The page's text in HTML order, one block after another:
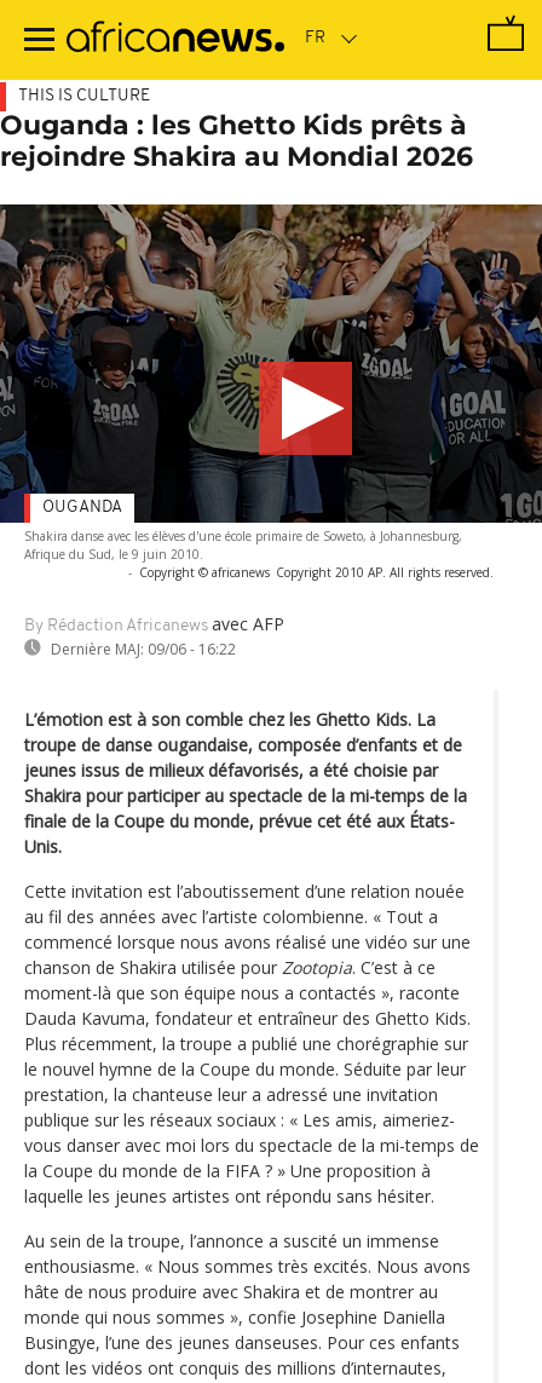
contenu
THIS IS CULTURE
Ouganda : les Ghetto Kids prêts à
rejoindre Shakira au Mondial 2026
Shakira danse avec les élèves d'une école primaire de Soweto, à Johannesburg,
Afrique du Sud, le 9 juin 2010.
- Copyright © africanews Copyright 2010 AP. All rights reserved.
By Rédaction Africanews avec AFP
Dernière MAJ: 09/06 - 16:22
OUGANDA
L’émotion est à son comble chez les Ghetto Kids. La
troupe de danse ougandaise, composée d’enfants et de
jeunes issus de milieux défavorisés, a été choisie par
Shakira pour participer au spectacle de la mi-temps de la
finale de la Coupe du monde, prévue cet été aux États-
Unis.
Cette invitation est l’aboutissement d’une relation nouée
au fil des années avec l’artiste colombienne. « Tout a
commencé lorsque nous avons réalisé une vidéo sur une
chanson de Shakira utilisée pour Zootopia. C’est à ce
moment-là que son équipe nous a contactés », raconte
Dauda Kavuma, fondateur et entraîneur des Ghetto Kids.
Plus récemment, la troupe a publié une chorégraphie sur
le nouvel hymne de la Coupe du monde. Séduite par leur
prestation, la chanteuse leur a adressé une invitation
publique sur les réseaux sociaux : « Les amis, aimeriez-
vous danser avec moi lors du spectacle de la mi-temps de
la Coupe du monde de la FIFA ? » Une proposition à
laquelle les jeunes artistes ont répondu sans hésiter.
Au sein de la troupe, l’annonce a suscité un immense
enthousiasme. « Nous sommes très excités. Nous avons
hâte de nous produire avec Shakira et de montrer au
monde qui nous sommes », confie Josephine Daniella
Busingye, l’une des jeunes danseuses. Pour ces enfants
dont les vidéos ont conquis des millions d’internautes,